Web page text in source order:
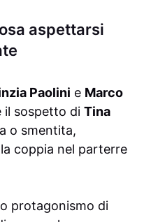
aspettarsi
Paolini e Marco
il sospetto di Tina
o smentita,
coppia nel parterre
protagonismo di